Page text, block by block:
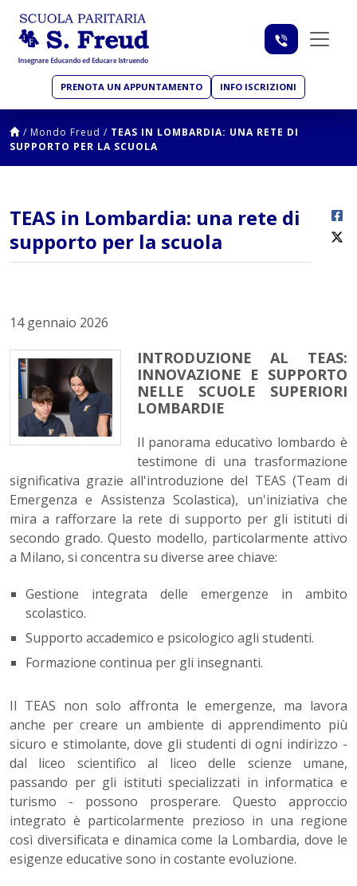
PRENOTA UN APPUNTAMENTO INFO ISCRIZIONI
/ Mondo Freud / TEAS IN LOMBARDIA: UNA RETE DI
SUPPORTO PER LA SCUOLA
TEAS in Lombardia: una rete di
supporto per la scuola
14 gennaio 2026
INTRODUZIONE AL TEAS:
INNOVAZIONE E SUPPORTO
NELLE SCUOLE SUPERIORI
LOMBARDIE
Il panorama educativo lombardo è
testimone di una trasformazione
significativa grazie all'introduzione del TEAS (Team di
Emergenza e Assistenza Scolastica), un'iniziativa che
mira a rafforzare la rete di supporto per gli istituti di
secondo grado. Questo modello, particolarmente attivo
a Milano, si concentra su diverse aree chiave:
Gestione integrata delle emergenze in ambito
scolastico.
Supporto accademico e psicologico agli studenti.
Formazione continua per gli insegnanti.
Il TEAS non solo affronta le emergenze, ma lavora
anche per creare un ambiente di apprendimento più
sicuro e stimolante, dove gli studenti di ogni indirizzo -
dal liceo scientifico al liceo delle scienze umane,
passando per gli istituti specializzati in informatica e
turismo - possono prosperare. Questo approccio
integrato è particolarmente prezioso in una regione
così diversificata e dinamica come la Lombardia, dove le
esigenze educative sono in costante evoluzione.